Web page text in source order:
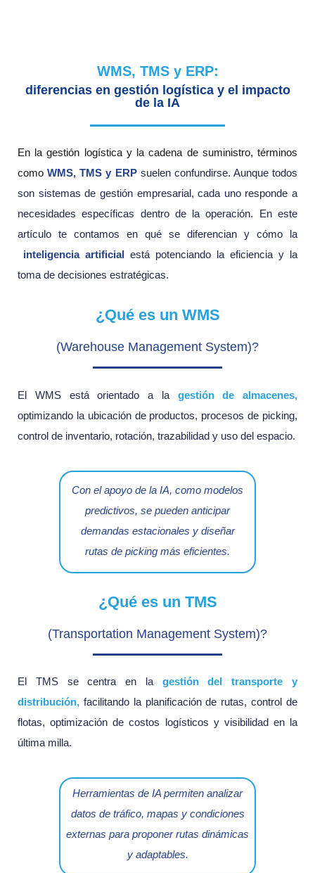
WMS, TMS y ERP:
diferencias en gestión logística y el impacto
de la IA
En la gestión logística y la cadena de suministro, términos
comoWMS, TMS y ERP suelen confundirse. Aunque todos
son sistemas de gestión empresarial, cada uno responde a
necesidades específicas dentro de la operación. En este
artículo te contamos en qué se diferencian y cómo la
inteligencia artificial está potenciando la eficiencia y la
toma de decisiones estratégicas.
¿Qué es un WMS
(Warehouse Management System)?
El WMS está orientado a la gestión de almacenes,
optimizando la ubicación de productos, procesos de picking,
control de inventario, rotación, trazabilidad y uso del espacio.
Con el apoyo de la IA, como modelos
predictivos, se pueden anticipar
demandas estacionales y diseñar
rutas de picking más eficientes.
¿Qué es un TMS
(Transportation Management System)?
El TMS se centra en la gestión del transporte y
distribución, facilitando la planificación de rutas, control de
flotas, optimización de costos logísticos y visibilidad en la
última milla.
Herramientas de IA permiten analizar
datos de tráfico, mapas y condiciones
externas para proponer rutas dinámicas
y adaptables.